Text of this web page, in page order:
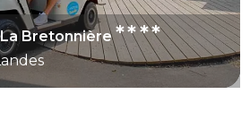
La Bretonnière****